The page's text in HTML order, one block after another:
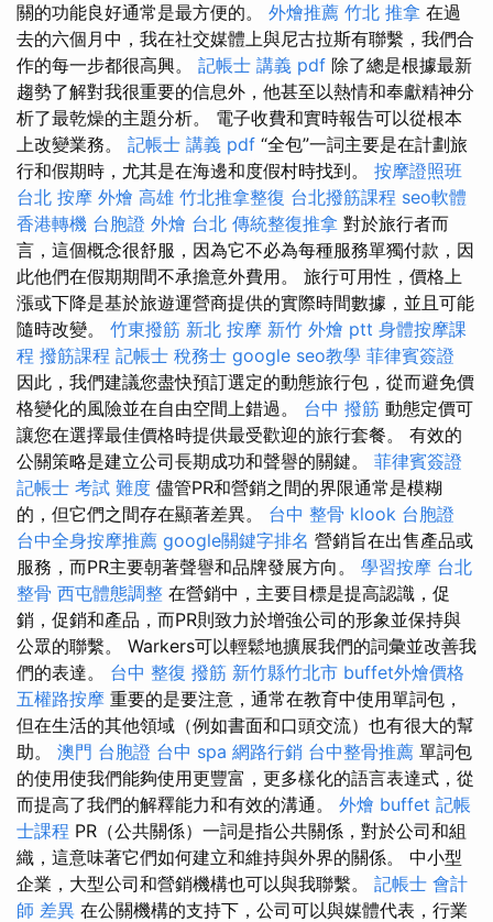
關的功能良好通常是最方便的。 外燴推薦 竹北 推拿 在過
去的六個月中，我在社交媒體上與尼古拉斯有聯繫，我們合
作的每一步都很高興。 記帳士 講義 pdf 除了總是根據最新
趨勢了解對我很重要的信息外，他甚至以熱情和奉獻精神分
析了最乾燥的主題分析。 電子收費和實時報告可以從根本
上改變業務。 記帳士 講義 pdf “全包”一詞主要是在計劃旅
行和假期時，尤其是在海邊和度假村時找到。 按摩證照班
台北 按摩 外燴 高雄 竹北推拿整復 台北撥筋課程 seo軟體
香港轉機 台胞證 外燴 台北 傳統整復推拿 對於旅行者而
言，這個概念很舒服，因為它不必為每種服務單獨付款，因
此他們在假期期間不承擔意外費用。 旅行可用性，價格上
漲或下降是基於旅遊運營商提供的實際時間數據，並且可能
隨時改變。 竹東撥筋 新北 按摩 新竹 外燴 ptt 身體按摩課
程 撥筋課程 記帳士 稅務士 google seo教學 菲律賓簽證
因此，我們建議您盡快預訂選定的動態旅行包，從而避免價
格變化的風險並在自由空間上錯過。 台中 撥筋 動態定價可
讓您在選擇最佳價格時提供最受歡迎的旅行套餐。 有效的
公關策略是建立公司長期成功和聲譽的關鍵。 菲律賓簽證
記帳士 考試 難度 儘管PR和營銷之間的界限通常是模糊
的，但它們之間存在顯著差異。 台中 整骨 klook 台胞證
台中全身按摩推薦 google關鍵字排名 營銷旨在出售產品或
服務，而PR主要朝著聲譽和品牌發展方向。 學習按摩 台北
整骨 西屯體態調整 在營銷中，主要目標是提高認識，促
銷，促銷和產品，而PR則致力於增強公司的形象並保持與
公眾的聯繫。 Warkers可以輕鬆地擴展我們的詞彙並改善我
們的表達。 台中 整復 撥筋 新竹縣竹北市 buffet外燴價格
五權路按摩 重要的是要注意，通常在教育中使用單詞包，
但在生活的其他領域（例如書面和口頭交流）也有很大的幫
助。 澳門 台胞證 台中 spa 網路行銷 台中整骨推薦 單詞包
的使用使我們能夠使用更豐富，更多樣化的語言表達式，從
而提高了我們的解釋能力和有效的溝通。 外燴 buffet 記帳
士課程 PR（公共關係）一詞是指公共關係，對於公司和組
織，這意味著它們如何建立和維持與外界的關係。 中小型
企業，大型公司和營銷機構也可以與我聯繫。 記帳士 會計
師 差異 在公關機構的支持下，公司可以與媒體代表，行業